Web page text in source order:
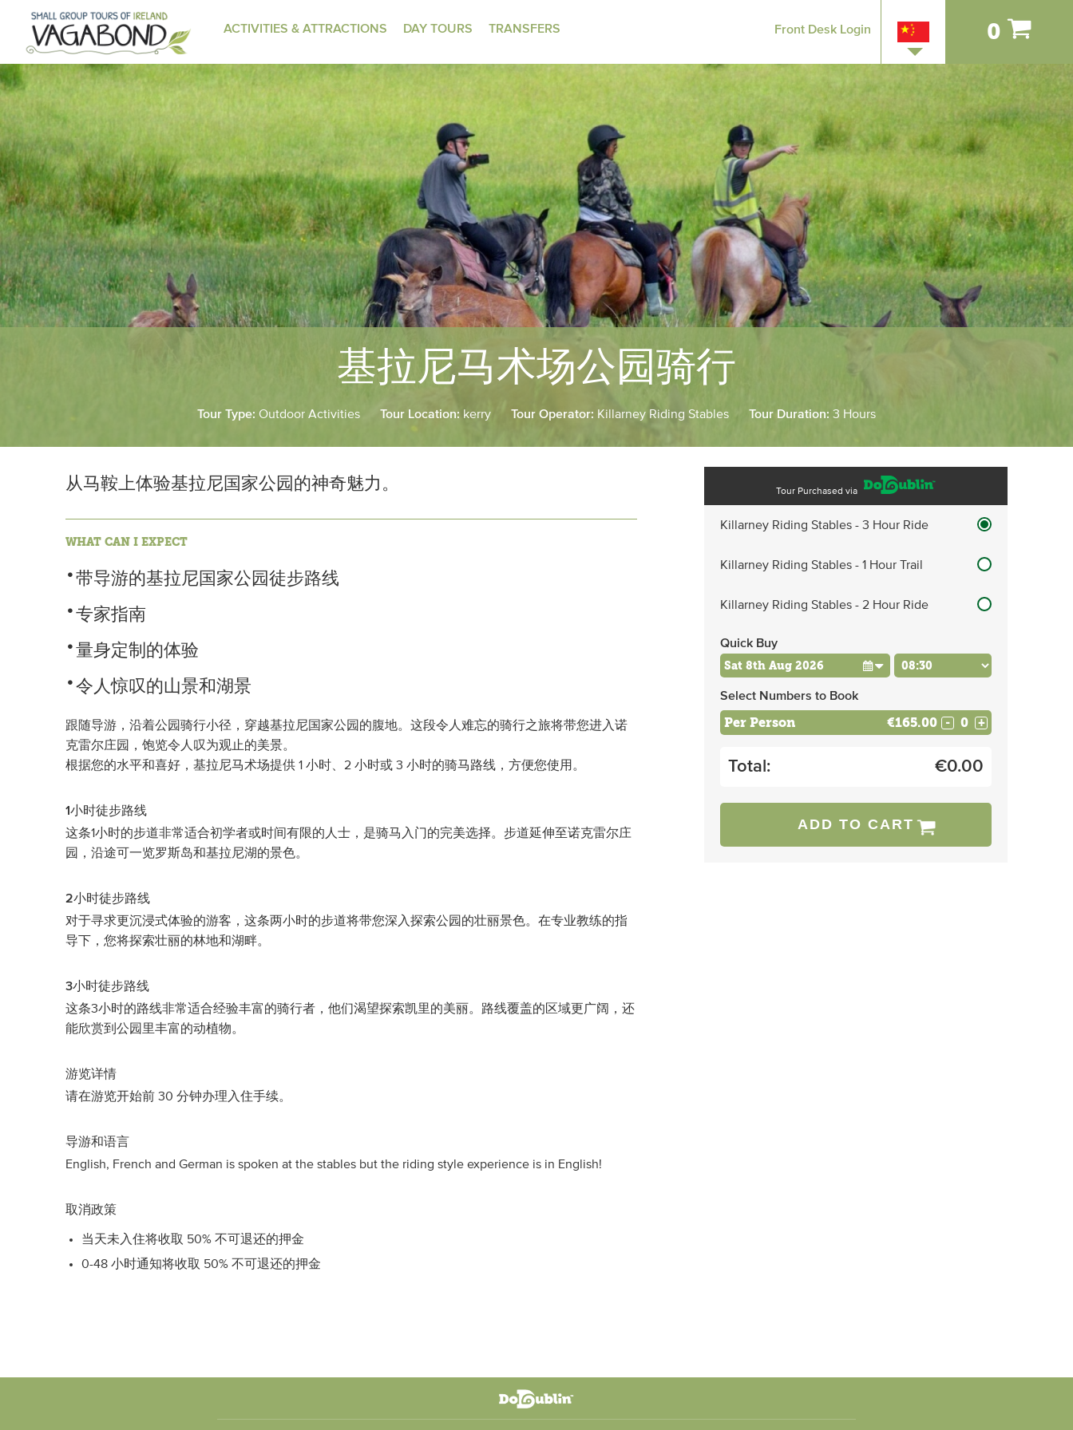
ACTIVITIES & ATTRACTIONS DAY TOURS TRANSFERS Front Desk Login 0
基拉尼马术场公园骑行
Tour Type: Outdoor Activities Tour Location: kerry Tour Operator: Killarney Riding Stables Tour Duration: 3 Hours
从马鞍上体验基拉尼国家公园的神奇魅力。
WHAT CAN I EXPECT
带导游的基拉尼国家公园徒步路线
专家指南
量身定制的体验
令人惊叹的山景和湖景
跟随导游，沿着公园骑行小径，穿越基拉尼国家公园的腹地。这段令人难忘的骑行之旅将带您进入诺
克雷尔庄园，饱览令人叹为观止的美景。
根据您的水平和喜好，基拉尼马术场提供 1 小时、2 小时或 3 小时的骑马路线，方便您使用。
1小时徒步路线
这条1小时的步道非常适合初学者或时间有限的人士，是骑马入门的完美选择。步道延伸至诺克雷尔庄
园，沿途可一览罗斯岛和基拉尼湖的景色。
2小时徒步路线
对于寻求更沉浸式体验的游客，这条两小时的步道将带您深入探索公园的壮丽景色。在专业教练的指
导下，您将探索壮丽的林地和湖畔。
3小时徒步路线
这条3小时的路线非常适合经验丰富的骑行者，他们渴望探索凯里的美丽。路线覆盖的区域更广阔，还
能欣赏到公园里丰富的动植物。
游览详情
请在游览开始前 30 分钟办理入住手续。
导游和语言
English, French and German is spoken at the stables but the riding style experience is in English!
取消政策
当天未入住将收取 50% 不可退还的押金
0-48 小时通知将收取 50% 不可退还的押金
Tour Purchased via
Killarney Riding Stables - 3 Hour Ride
Killarney Riding Stables - 1 Hour Trail
Killarney Riding Stables - 2 Hour Ride
Quick Buy
Select Numbers to Book
Per Person €165.00 - +
Total: €0.00
ADD TO CART